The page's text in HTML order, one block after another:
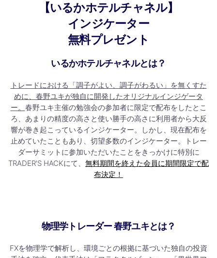
【いるかホテルチャネル】
インジケーター
無料プレゼント
いるかホテルチャネルとは？
トレードにおける「調子がよい、調子がわるい」を無くすた
めに、春野ユキが独自に開発したオリジナルインジゲータ
ー。 春野ユキ主催の勉強会の参加者に限定で配布をしたとこ
ろ、あまりの精度の高さと使い勝手の高さに利用者から大反
響が巻き起こっているインジケーター。しかし、現在配布を
止めていたこともあり、切望多数のインジケーター。トレー
ダーサミットに参加いただいたことをきっかけに特別に
TRADER'S HACKにて、 無料期間を終えた会員に期間限定で配
布決定！
物理学トレーダー 春野ユキとは？
FXを物理学で解析し、環境ごとの根拠に基づいた独自の投資